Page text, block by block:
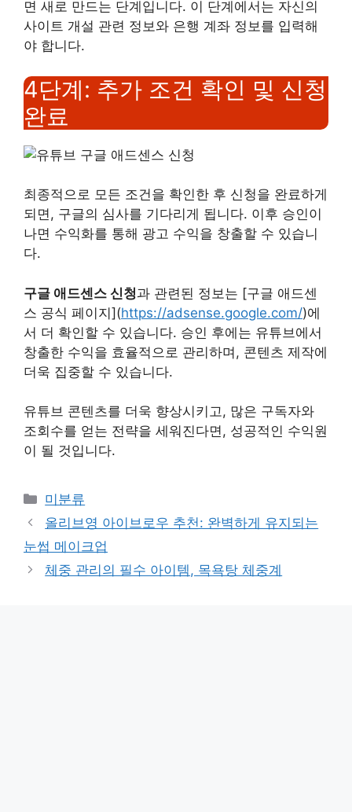
면 새로 만드는 단계입니다. 이 단계에서는 자신의
사이트 개설 관련 정보와 은행 계좌 정보를 입력해
야 합니다.
4단계: 추가 조건 확인 및 신청
완료
최종적으로 모든 조건을 확인한 후 신청을 완료하게
되면, 구글의 심사를 기다리게 됩니다. 이후 승인이
나면 수익화를 통해 광고 수익을 창출할 수 있습니
다.
구글 애드센스 신청과 관련된 정보는 [구글 애드센
스 공식 페이지](https://adsense.google.com/)에
서 더 확인할 수 있습니다. 승인 후에는 유튜브에서
창출한 수익을 효율적으로 관리하며, 콘텐츠 제작에
더욱 집중할 수 있습니다.
유튜브 콘텐츠를 더욱 향상시키고, 많은 구독자와
조회수를 얻는 전략을 세워진다면, 성공적인 수익원
이 될 것입니다.
Categories
미분류
올리브영 아이브로우 추천: 완벽하게 유지되는
눈썹 메이크업
체중 관리의 필수 아이템, 목욕탕 체중계